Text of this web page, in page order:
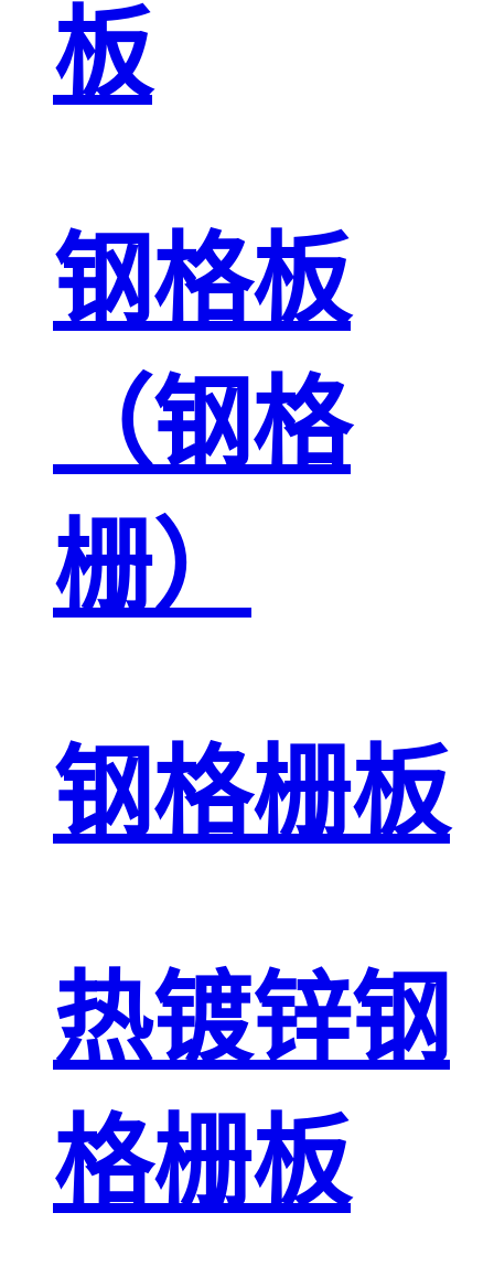
板
钢格板
（钢格
栅）
钢格栅板
热镀锌钢
格栅板